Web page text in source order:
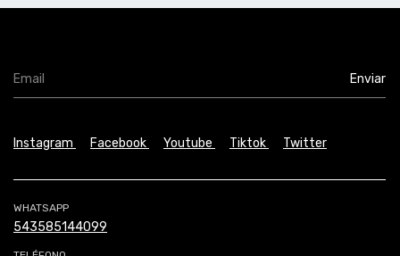
Instagram Facebook Youtube Tiktok Twitter
WHATSAPP
543585144099